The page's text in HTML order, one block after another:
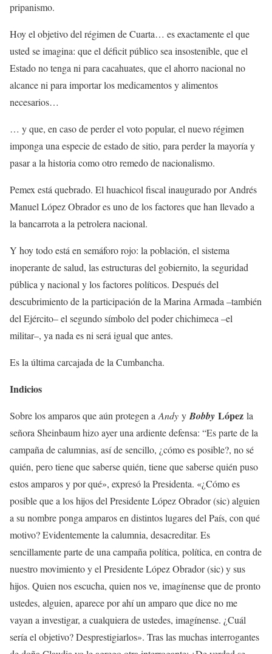
pripanismo.
Hoy el objetivo del régimen de Cuarta… es exactamente el que
usted se imagina: que el déficit público sea insostenible, que el
Estado no tenga ni para cacahuates‎, que el ahorro nacional no
alcance ni para importar los medicamentos y alimentos
necesarios…
… y que, en caso de perder el voto popular, el nuevo régimen
imponga una especie de estado de sitio, para perder la mayoría y
pasar a la historia como otro remedo de nacionalismo.
Pemex está quebrado. El huachicol fiscal inaugurado por Andrés
Manuel López Obrador es uno de los factores que han llevado a
la bancarrota a la petrolera nacional.
Y hoy todo está en semáforo rojo: la población, el sistema
inoperante de salud, las estructuras del gobiernito, la seguridad
pública y nacional y los factores políticos. Después del
descubrimiento de la participación de la Marina Armada –también
del Ejército– el segundo símbolo del poder chichimeca –el
militar–, ya nada es ni será igual que antes. ‎
Es la última carcajada de la Cumbancha.
Indicios
Sobre los amparos que aún protegen a Andy y Bobby López la
señora Sheinbaum hizo ayer una ardiente defensa: “Es parte de la
campaña de calumnias, así de sencillo, ¿cómo es posible?, no sé
quién, pero tiene que saberse quién, tiene que saberse quién puso
estos amparos y por qué», expresó la Presidenta. «¿Cómo es
posible que a los hijos del Presidente López Obrador (sic) alguien
a su nombre ponga amparos en distintos lugares del País, con qué
motivo? Evidentemente la calumnia, desacreditar. Es
sencillamente parte de una campaña política, política, en contra de
nuestro movimiento y el Presidente López Obrador (sic) y sus
hijos. Quien nos escucha, quien nos ve, imagínense que de pronto
ustedes, alguien, aparece por ahí un amparo que dice no me
vayan a investigar, a cualquiera de ustedes, imagínense. ¿Cuál
sería el objetivo? Desprestigiarlos». Tras las muchas interrogantes